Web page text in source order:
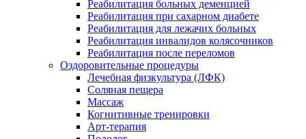
Реабилитация больных деменцией
Реабилитация при сахарном диабете
Реабилитация для лежачих больных
Реабилитация инвалидов колясочников
Реабилитация после переломов
Оздоровительные процедуры
Лечебная физкультура (ЛФК)
Соляная пещера
Массаж
Когнитивные тренировки
Арт-терапия